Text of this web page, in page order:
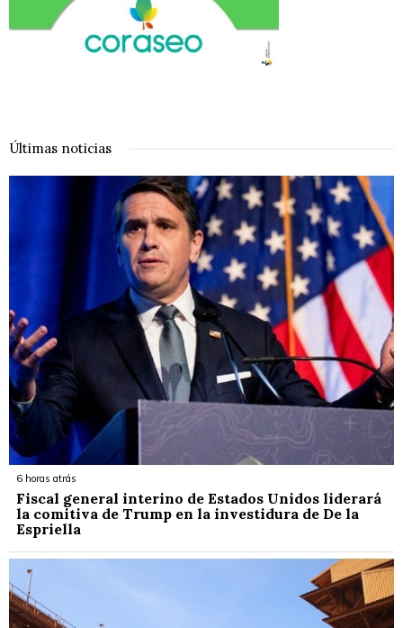
Últimas noticias
6 horas atrás
Fiscal general interino de Estados Unidos liderará
la comitiva de Trump en la investidura de De la
Espriella